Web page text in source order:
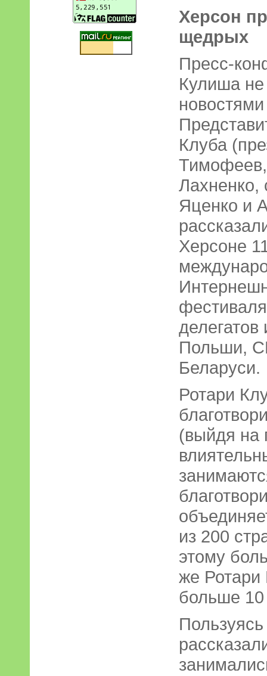
Херсон
щедрых
Пресс-
Кулиша не
Клуба
Тимофеев,
Лахненко,
Яценко и
Херсоне
Польши,
Беларуси.
Ротари
(выйдя на
из 200
этому
же Ротари
больше 10